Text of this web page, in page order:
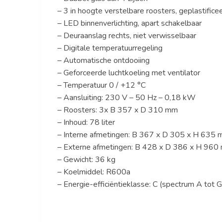
– 3 in hoogte verstelbare roosters,
– LED binnenverlichting, apart schakelbaar
– Deuraanslag rechts, niet verwisselbaar
– Digitale temperatuurregeling
– Automatische ontdooiing
– Geforceerde luchtkoeling met ventilator
– Temperatuur 0 / +12 °C
– Aansluiting: 230 V – 50 Hz – 0,18 kW
– Roosters: 3x B 357 x D 310 mm
– Inhoud: 78 liter
– Interne afmetingen: B 367 x D 305 x H 635
– Externe afmetingen: B 428 x D 386 x H 960
– Gewicht: 36 kg
– Koelmiddel: R600a
– Energie-efficiëntieklasse: C (spectrum A tot